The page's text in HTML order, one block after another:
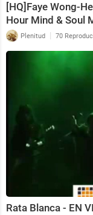
[HQ]Faye Wong-
Hour Mind & Soul
Plenitud | 70
Rata Blanca - EN